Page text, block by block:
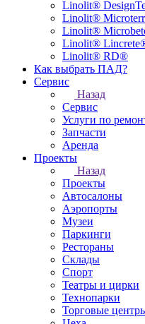
Linolit®
Linolit®
Linolit®
Linolit®
Linolit® RD®
Как выбрать ПАД?
Сервис
Назад
Сервис
Услуги по
Запчасти
Аренда
Проекты
Назад
Проекты
Автосалоны
Аэропорты
Музеи
Паркинги
Рестораны
Склады
Спорт
Театры и цирки
Технопарки
Торговые